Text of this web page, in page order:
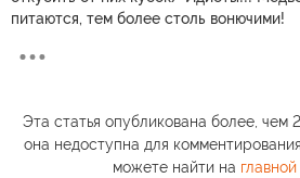
питаются, тем более столь вонючими!
Эта статья опубликована более, чем
она недоступна для
можете найти на